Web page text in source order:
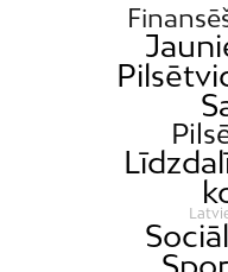
Dārzciems
Grīziņkalns